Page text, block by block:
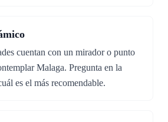
cuentan con un mirador o punto
Malaga. Pregunta en la
es el más recomendable.